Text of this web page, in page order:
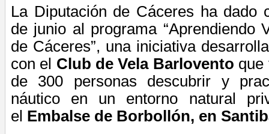
La Diputación de Cáceres ha dado
de junio al programa “Aprendiendo
de Cáceres”, una iniciativa
con el Club de Vela Barlovento que
de 300 personas descubrir y
náutico en un entorno natural
el Embalse de Borbollón, en